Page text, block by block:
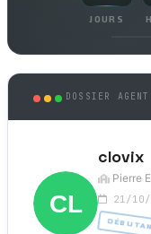
JOURS
DOSSIER
clovix
Pierre
21/10/